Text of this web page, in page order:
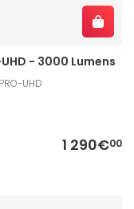
- 3000 Lumens
UHD
1 290€00